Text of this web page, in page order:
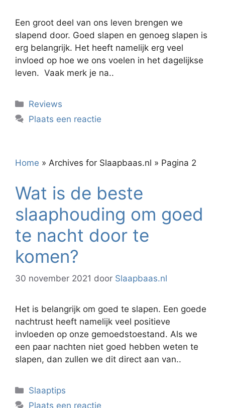
Een groot deel van ons leven brengen we
slapend door. Goed slapen en genoeg slapen is
erg belangrijk. Het heeft namelijk erg veel
invloed op hoe we ons voelen in het dagelijkse
leven. Vaak merk je na..
Categorieën
Reviews
Plaats een reactie
Home » Archives for Slaapbaas.nl » Pagina 2
Wat is de beste
slaaphouding om goed
te nacht door te
komen?
30 november 2021 door Slaapbaas.nl
Het is belangrijk om goed te slapen. Een goede
nachtrust heeft namelijk veel positieve
invloeden op onze gemoedstoestand. Als we
een paar nachten niet goed hebben weten te
slapen, dan zullen we dit direct aan van..
Categorieën
Slaaptips
Plaats een reactie